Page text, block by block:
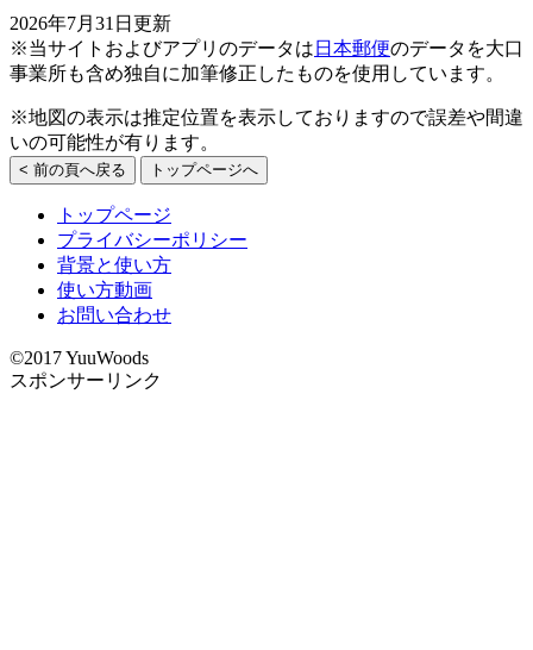
2026年7月31日更新
※当サイトおよびアプリのデータは 日本郵便のデータを大口
事業所も含め独自に加筆修正したものを使用しています。
※地図の表示は推定位置を表示しておりますので誤差や間違
いの可能性が有ります。
< 前の頁へ戻る トップページへ
トップページ
プライバシーポリシー
背景と使い方
使い方動画
お問い合わせ
©2017 YuuWoods
スポンサーリンク